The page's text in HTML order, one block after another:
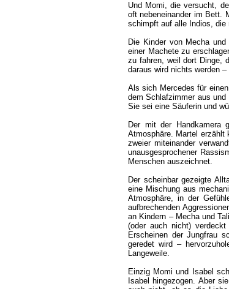
Und Momi, die versucht,
oft nebeneinander im Bett.
schimpft auf alle Indios, die
Die Kinder von Mecha
einer Machete zu
zu fahren, weil dort Dinge,
daraus wird nichts werden
Als sich Mercedes für
dem Schlafzimmer aus
Sie sei eine Säuferin und
Der mit der Handkamera
Atmosphäre. Martel erzählt
zweier miteinander
unausgesprochener
Menschen auszeichnet.
Der scheinbar gezeigte
eine Mischung aus
Atmosphäre, in der
aufbrechenden
an Kindern – Mecha und
(oder auch nicht)
Erscheinen der Jungfrau
geredet wird –
Langeweile.
Einzig Momi und Isabel
Isabel hingezogen. Aber